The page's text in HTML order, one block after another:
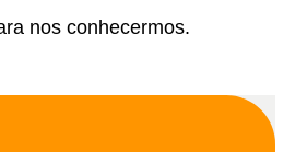
nos conhecermos.